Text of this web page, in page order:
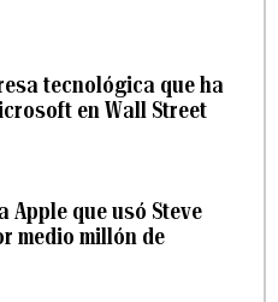
tecnológica que ha
en Wall Street
Apple que usó Steve
medio millón de